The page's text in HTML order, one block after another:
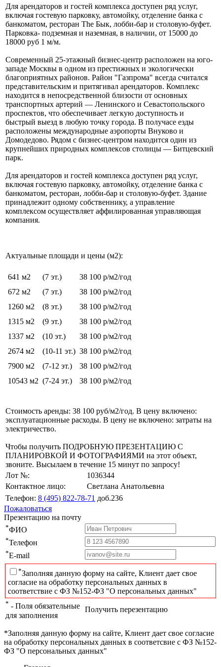
Для арендаторов и гостей комплекса доступен ряд услуг,
включая гостевую парковку, автомойку, отделение банка с
банкоматом, ресторан The Бык, лобби-бар и столовую-буфет.
Парковка- подземная и наземная, в наличии, от 15000 до
18000 руб 1 м/м.
Современный 25-этажный бизнес-центр расположен на юго-
западе Москвы в одном из престижных и экологически
благоприятных районов. Район "Газпрома" всегда считался
представительским и притягивал арендаторов. Комплекс
находится в непосредственной близости от основных
транспортных артерий — Ленинского и Севастопольского
проспектов, что обеспечивает легкую доступность и
быстрый выезд в любую точку города. В получасе езды
расположены международные аэропорты Внуково и
Домодедово. Рядом с бизнес-центром находится один из
крупнейших природных комплексов столицы — Битцевский
парк.
Для арендаторов и гостей комплекса доступен ряд услуг,
включая гостевую парковку, автомойку, отделение банка с
банкоматом, ресторан, лобби-бар и столовую-буфет. Здание
принадлежит одному собственнику, а управление
комплексом осуществляет аффилированная управляющая
компания.
Актуальные площади и цены (м2):
641 м2 (7 эт.)
38 100 р/м2/год
672 м2
(7 эт.)
38 100 р/м2/год
1260 м2
(8 эт.)
38 100 р/м2/год
1315 м2
(9 эт.)
38 100 р/м2/год
1337 м2
(10 эт.)
38 100 р/м2/год
2674 м2
(10-11 эт.) 38 100 р/м2/год
7900 м2
(7-12 эт.)
38 100 р/м2/год
10543 м2 (7-24 эт.) 38 100 р/м2/год
Стоимость аренды: 38 100 руб/м2/год. В цену включено:
эксплуатационные расходы. В цену не включено: затраты на
электричество.
Чтобы получить ПОДРОБНУЮ ПРЕЗЕНТАЦИЮ С
ПЛАНИРОВКОЙ И ФОТОГРАФИЯМИ на этот объект,
звоните. Высылаем в течение 15 минут по запросу!
Лот №:
1036344
Контактное лицо:
Светлана Анатольевна
Телефон: 8 (495) 822-78-71 доб.236
Пожаловаться
Презентацию на почту
*ФИО
*Телефон
*E-mail
*Заполняя данную форму на сайте, Клиент дает свое
согласие на обработку персональных данных в
соответствие с ФЗ №152-ФЗ "О персональных данных"
* - Поля обязательные
для заполнения
Получить перезентацию
*Заполняя данную форму на сайте, Клиент дает свое согласие
на обработку персональных данных в соответсвие с ФЗ №152-
ФЗ "О персональных данных"